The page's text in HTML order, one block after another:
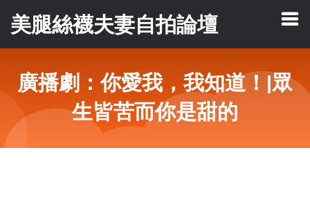
美腿絲襪夫妻自拍論壇
廣播劇：你愛我，我知道！|眾
生皆苦而你是甜的